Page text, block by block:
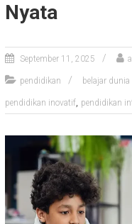
Nyata
September 11, 2025
pendidikan belajar dunia
pendidikan inovatif, pendidikan